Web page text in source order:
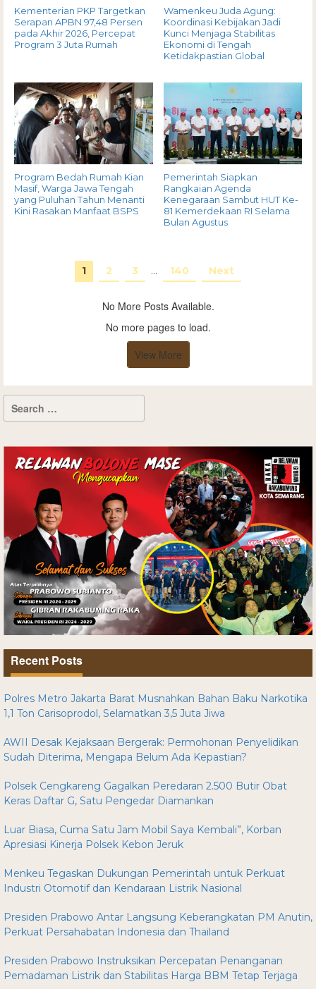
Kementerian PKP Targetkan
Serapan APBN 97,48 Persen
pada Akhir 2026, Percepat
Program 3 Juta Rumah
Wamenkeu Juda Agung:
Koordinasi Kebijakan Jadi
Kunci Menjaga Stabilitas
Ekonomi di Tengah
Ketidakpastian Global
Program Bedah Rumah Kian
Masif, Warga Jawa Tengah
yang Puluhan Tahun Menanti
Kini Rasakan Manfaat BSPS
Pemerintah Siapkan
Rangkaian Agenda
Kenegaraan Sambut HUT Ke-
81 Kemerdekaan RI Selama
Bulan Agustus
1 2 3 … 140 Next
No More Posts Available.
No more pages to load.
View More
Recent Posts
Polres Metro Jakarta Barat Musnahkan Bahan Baku Narkotika
1,1 Ton Carisoprodol, Selamatkan 3,5 Juta Jiwa
AWII Desak Kejaksaan Bergerak: Permohonan Penyelidikan
Sudah Diterima, Mengapa Belum Ada Kepastian?
Polsek Cengkareng Gagalkan Peredaran 2.500 Butir Obat
Keras Daftar G, Satu Pengedar Diamankan
Luar Biasa, Cuma Satu Jam Mobil Saya Kembali”, Korban
Apresiasi Kinerja Polsek Kebon Jeruk
Menkeu Tegaskan Dukungan Pemerintah untuk Perkuat
Industri Otomotif dan Kendaraan Listrik Nasional
Presiden Prabowo Antar Langsung Keberangkatan PM Anutin,
Perkuat Persahabatan Indonesia dan Thailand
Presiden Prabowo Instruksikan Percepatan Penanganan
Pemadaman Listrik dan Stabilitas Harga BBM Tetap Terjaga